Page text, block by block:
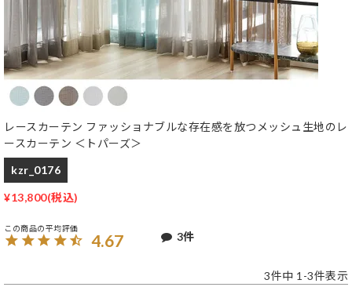
レースカーテン ファッショナブルな存在感を放つメッシュ生地のレ
ースカーテン ＜トパーズ＞
kzr_0176
¥13,800
4.67 3
3件中 1 -3件表示